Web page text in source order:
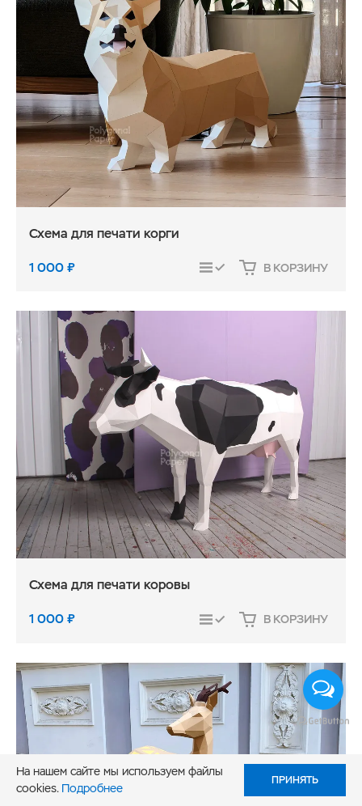
Схема для печати корги
1 000₽ СРАВНИТЬ В КОРЗИНУ
Схема для печати коровы
1 000₽ СРАВНИТЬ В КОРЗИНУ
На нашем сайте мы используем файлы
cookies. Подробнее
ПРИНЯТЬ